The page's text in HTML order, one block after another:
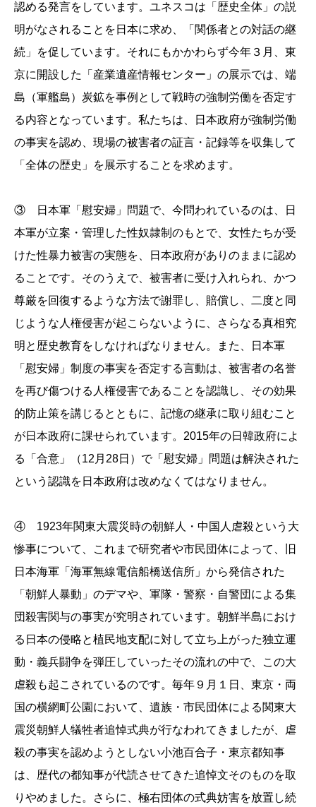
認める発言をしています。ユネスコは「歴史全体」の説
明がなされることを日本に求め、「関係者との対話の継
続」を促しています。それにもかかわらず今年３月、東
京に開設した「産業遺産情報センター」の展示では、端
島（軍艦島）炭鉱を事例として戦時の強制労働を否定す
る内容となっています。私たちは、日本政府が強制労働
の事実を認め、現場の被害者の証言・記録等を収集して
「全体の歴史」を展示することを求めます。
③ 日本軍「慰安婦」問題で、今問われているのは、日
本軍が立案・管理した性奴隷制のもとで、女性たちが受
けた性暴力被害の実態を、日本政府がありのままに認め
ることです。そのうえで、被害者に受け入れられ、かつ
尊厳を回復するような方法で謝罪し、賠償し、二度と同
じような人権侵害が起こらないように、さらなる真相究
明と歴史教育をしなければなりません。また、日本軍
「慰安婦」制度の事実を否定する言動は、被害者の名誉
を再び傷つける人権侵害であることを認識し、その効果
的防止策を講じるとともに、記憶の継承に取り組むこと
が日本政府に課せられています。2015年の日韓政府によ
る「合意」（12月28日）で「慰安婦」問題は解決された
という認識を日本政府は改めなくてはなりません。
④ 1923年関東大震災時の朝鮮人・中国人虐殺という大
惨事について、これまで研究者や市民団体によって、旧
日本海軍「海軍無線電信船橋送信所」から発信された
「朝鮮人暴動」のデマや、軍隊・警察・自警団による集
団殺害関与の事実が究明されています。朝鮮半島におけ
る日本の侵略と植民地支配に対して立ち上がった独立運
動・義兵闘争を弾圧していったその流れの中で、この大
虐殺も起こされているのです。毎年９月１日、東京・両
国の横網町公園において、遺族・市民団体による関東大
震災朝鮮人犠牲者追悼式典が行なわれてきましたが、虐
殺の事実を認めようとしない小池百合子・東京都知事
は、歴代の都知事が代読させてきた追悼文そのものを取
りやめました。さらに、極右団体の式典妨害を放置し続